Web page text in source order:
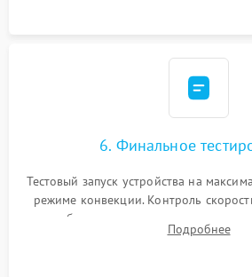
6. Финальное
Тестовый запуск устройства на
режиме конвекции. Контроль
срабатывания термостата при
температуры и тест наПодробнее